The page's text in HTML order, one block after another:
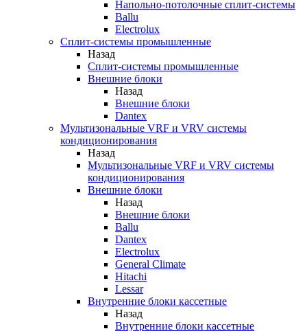
Напольно-потолочные сплит-системы
Ballu
Electrolux
Сплит-системы промышленные
Назад
Сплит-системы промышленные
Внешние блоки
Назад
Внешние блоки
Dantex
Мультизональные VRF и VRV системы
кондиционирования
Назад
Мультизональные VRF и VRV системы
кондиционирования
Внешние блоки
Назад
Внешние блоки
Ballu
Dantex
Electrolux
General Climate
Hitachi
Lessar
Внутренние блоки кассетные
Назад
Внутренние блоки кассетные